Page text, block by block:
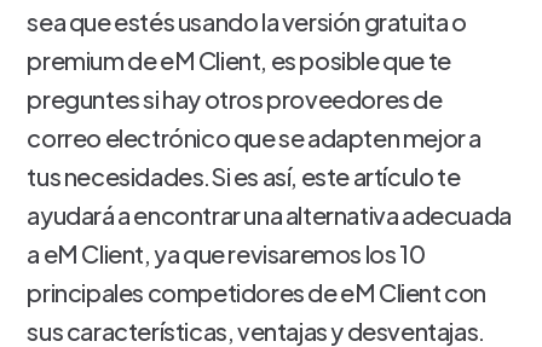
sea que estés usando la versión gratuita o
premium de eM Client, es posible que te
preguntes si hay otros proveedores de
correo electrónico que se adapten mejor a
tus necesidades.Si es así, este artículo te
ayudará a encontrar una alternativa adecuada
a eM Client, ya que revisaremos los 10
principales competidores de eM Client con
sus características, ventajas y desventajas.